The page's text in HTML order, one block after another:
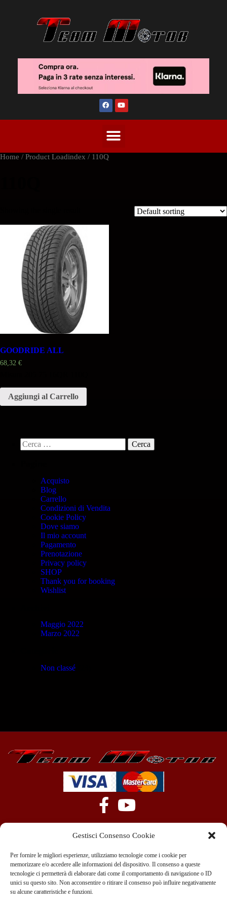
Gestisci Consenso Cookie
Per fornire le migliori esperienze, utilizziamo tecnologie come i cookie per
memorizzare e/o accedere alle informazioni del dispositivo. Il consenso a queste
tecnologie ci permetterà di elaborare dati come il comportamento di navigazione o ID
unici su questo sito. Non acconsentire o ritirare il consenso può influire negativamente
su alcune caratteristiche e funzioni.
Home / Product Loadindex / 110Q
GOODRIDE ALL
68,32 €
Aggiungi al Carrello
Acquisto
Blog
Carrello
Condizioni di Vendita
Cookie Policy
Dove siamo
Il mio account
Pagamento
Prenotazione
Privacy policy
SHOP
Thank you for booking
Wishlist
Maggio 2022
Marzo 2022
Non classé
+39 351 970 89 33
info@teammotor.it